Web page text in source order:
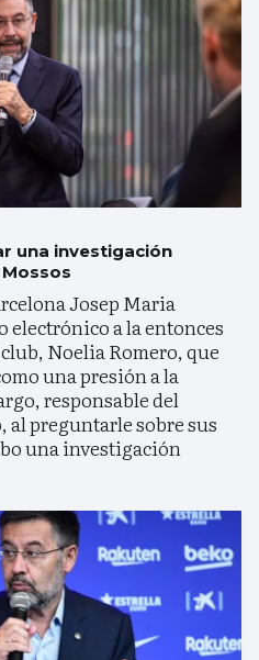
una investigación
Josep Maria
electrónico a la entonces
Noelia Romero, que
una presión a la
responsable del
preguntarle sobre sus
una investigación